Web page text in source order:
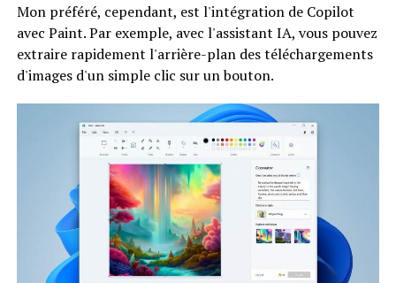
Mon préféré, cependant, est l'intégration de Copilot
avec Paint. Par exemple, avec l'assistant IA, vous pouvez
extraire rapidement l'arrière-plan des téléchargements
d'images d'un simple clic sur un bouton.